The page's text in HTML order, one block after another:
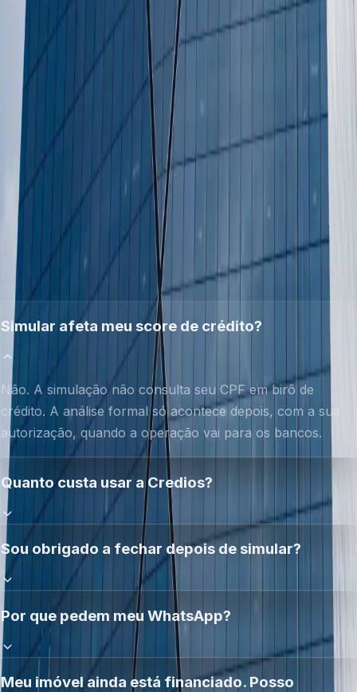
Crédito com garantia de
imóvel
é o que simulamos
aqui
a partir de
1,09% a.m. +
IPCA
até 240 meses
Empréstimo pessoal sem
garantia
6% a 8% a.m.
Rotativo do cartão
acima de
400% ao ano
sem prazo — e
armadilha
Referências: estatísticas de crédito do Banco Central do
Brasil. Taxas variam por instituição, perfil e imóvel.
DÚVIDAS
O que perguntam antes de
simular .
Simular afeta meu score de crédito?
Não. A simulação não consulta seu CPF em birô de
crédito. A análise formal só acontece depois, com a sua
autorização, quando a operação vai para os bancos.
Quanto custa usar a Credios?
Sou obrigado a fechar depois de simular?
Por que pedem meu WhatsApp?
Meu imóvel ainda está financiado. Posso